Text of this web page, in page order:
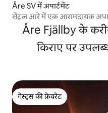
Åre SV में अपार्टमेंट
सेंट्रल आरे में एक आरामदायक
Åre Fjällby के
किराए पर
गेस्ट्स की फ़ेवरेट
गेस्ट्स की फ़ेवरेट